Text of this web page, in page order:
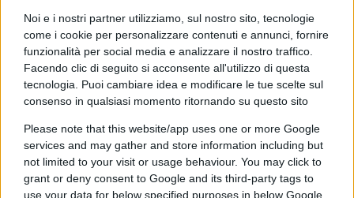
Noi e i nostri partner utilizziamo, sul nostro sito, tecnologie
come i cookie per personalizzare contenuti e annunci, fornire
funzionalità per social media e analizzare il nostro traffico.
Facendo clic di seguito si acconsente all'utilizzo di questa
tecnologia. Puoi cambiare idea e modificare le tue scelte sul
consenso in qualsiasi momento ritornando su questo sito
Please note that this website/app uses one or more Google
services and may gather and store information including but
not limited to your visit or usage behaviour. You may click to
grant or deny consent to Google and its third-party tags to
use your data for below specified purposes in below Google
una sorta di fake news (“Sono dei corpi vivi”, “nello
specchietto retrovisore una persona si alza” e
amenità simili). “Io ho assistito ad una cosa
disgustosa – s’indigna Maistrouk – io non so se
quando si parla di Shoah si chiama a parlare i
negazionisti, ma noi abbiamo assistito a qualcosa
di simile”. Il riferimento è, ovviamente, alle
posizioni filo-Cremlino tenute da Bobrovsky,
accusato di bersi tutta la propaganda di Putin. Il